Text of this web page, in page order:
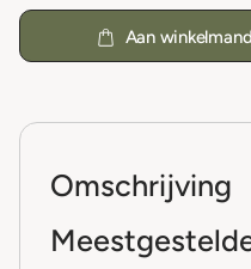
Aan
Omschrijving